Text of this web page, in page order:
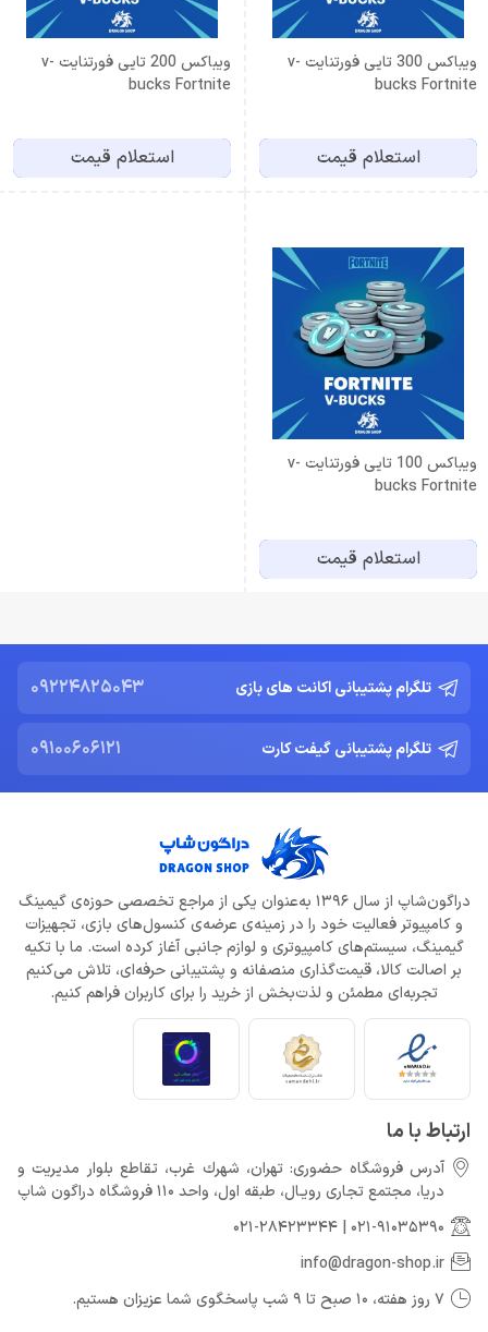
ویباکس 300 تایی فورتنایت v-
bucks Fortnite
استعلام قیمت
ویباکس 200 تایی فورتنایت v-
bucks Fortnite
استعلام قیمت
ویباکس 100 تایی فورتنایت v-
bucks Fortnite
استعلام قیمت
تلگرام پشتیبانی اکانت های بازی 09224825043
تلگرام پشتیبانی گیفت کارت 09100606121
دراگون‌شاپ از سال 1396 به‌عنوان یکی از مراجع تخصصی حوزه‌ی گیمینگ
و کامپیوتر فعالیت خود را در زمینه‌ی عرضه‌ی کنسول‌های بازی، تجهیزات
گیمینگ، سیستم‌های کامپیوتری و لوازم جانبی آغاز کرده است. ما با تکیه
بر اصالت کالا، قیمت‌گذاری منصفانه و پشتیبانی حرفه‌ای، تلاش می‌کنیم
تجربه‌ای مطمئن و لذت‌بخش از خرید را برای کاربران فراهم کنیم.
ارتباط با ما
آدرس فروشگاه حضوری: تهران، شهرك غرب، تقاطع بلوار مدیریت و
دريا، مجتمع تجارى رويـال، طبقه اول، واحد 110 فروشگاه دراگون شاپ
021-91035390
021-28423344
info@dragon-shop.ir
7 روز هفته، 10 صبح تا 9 شب پاسخگوی شما عزیزان هستیم.